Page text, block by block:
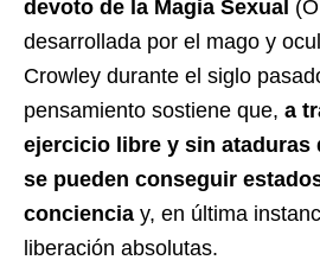
devoto de la Magia Sexual (O
desarrollada por el mago y
Crowley durante el siglo
pensamiento sostiene que, a
ejercicio libre y sin ataduras
se pueden conseguir
conciencia y, en última
liberación absolutas.